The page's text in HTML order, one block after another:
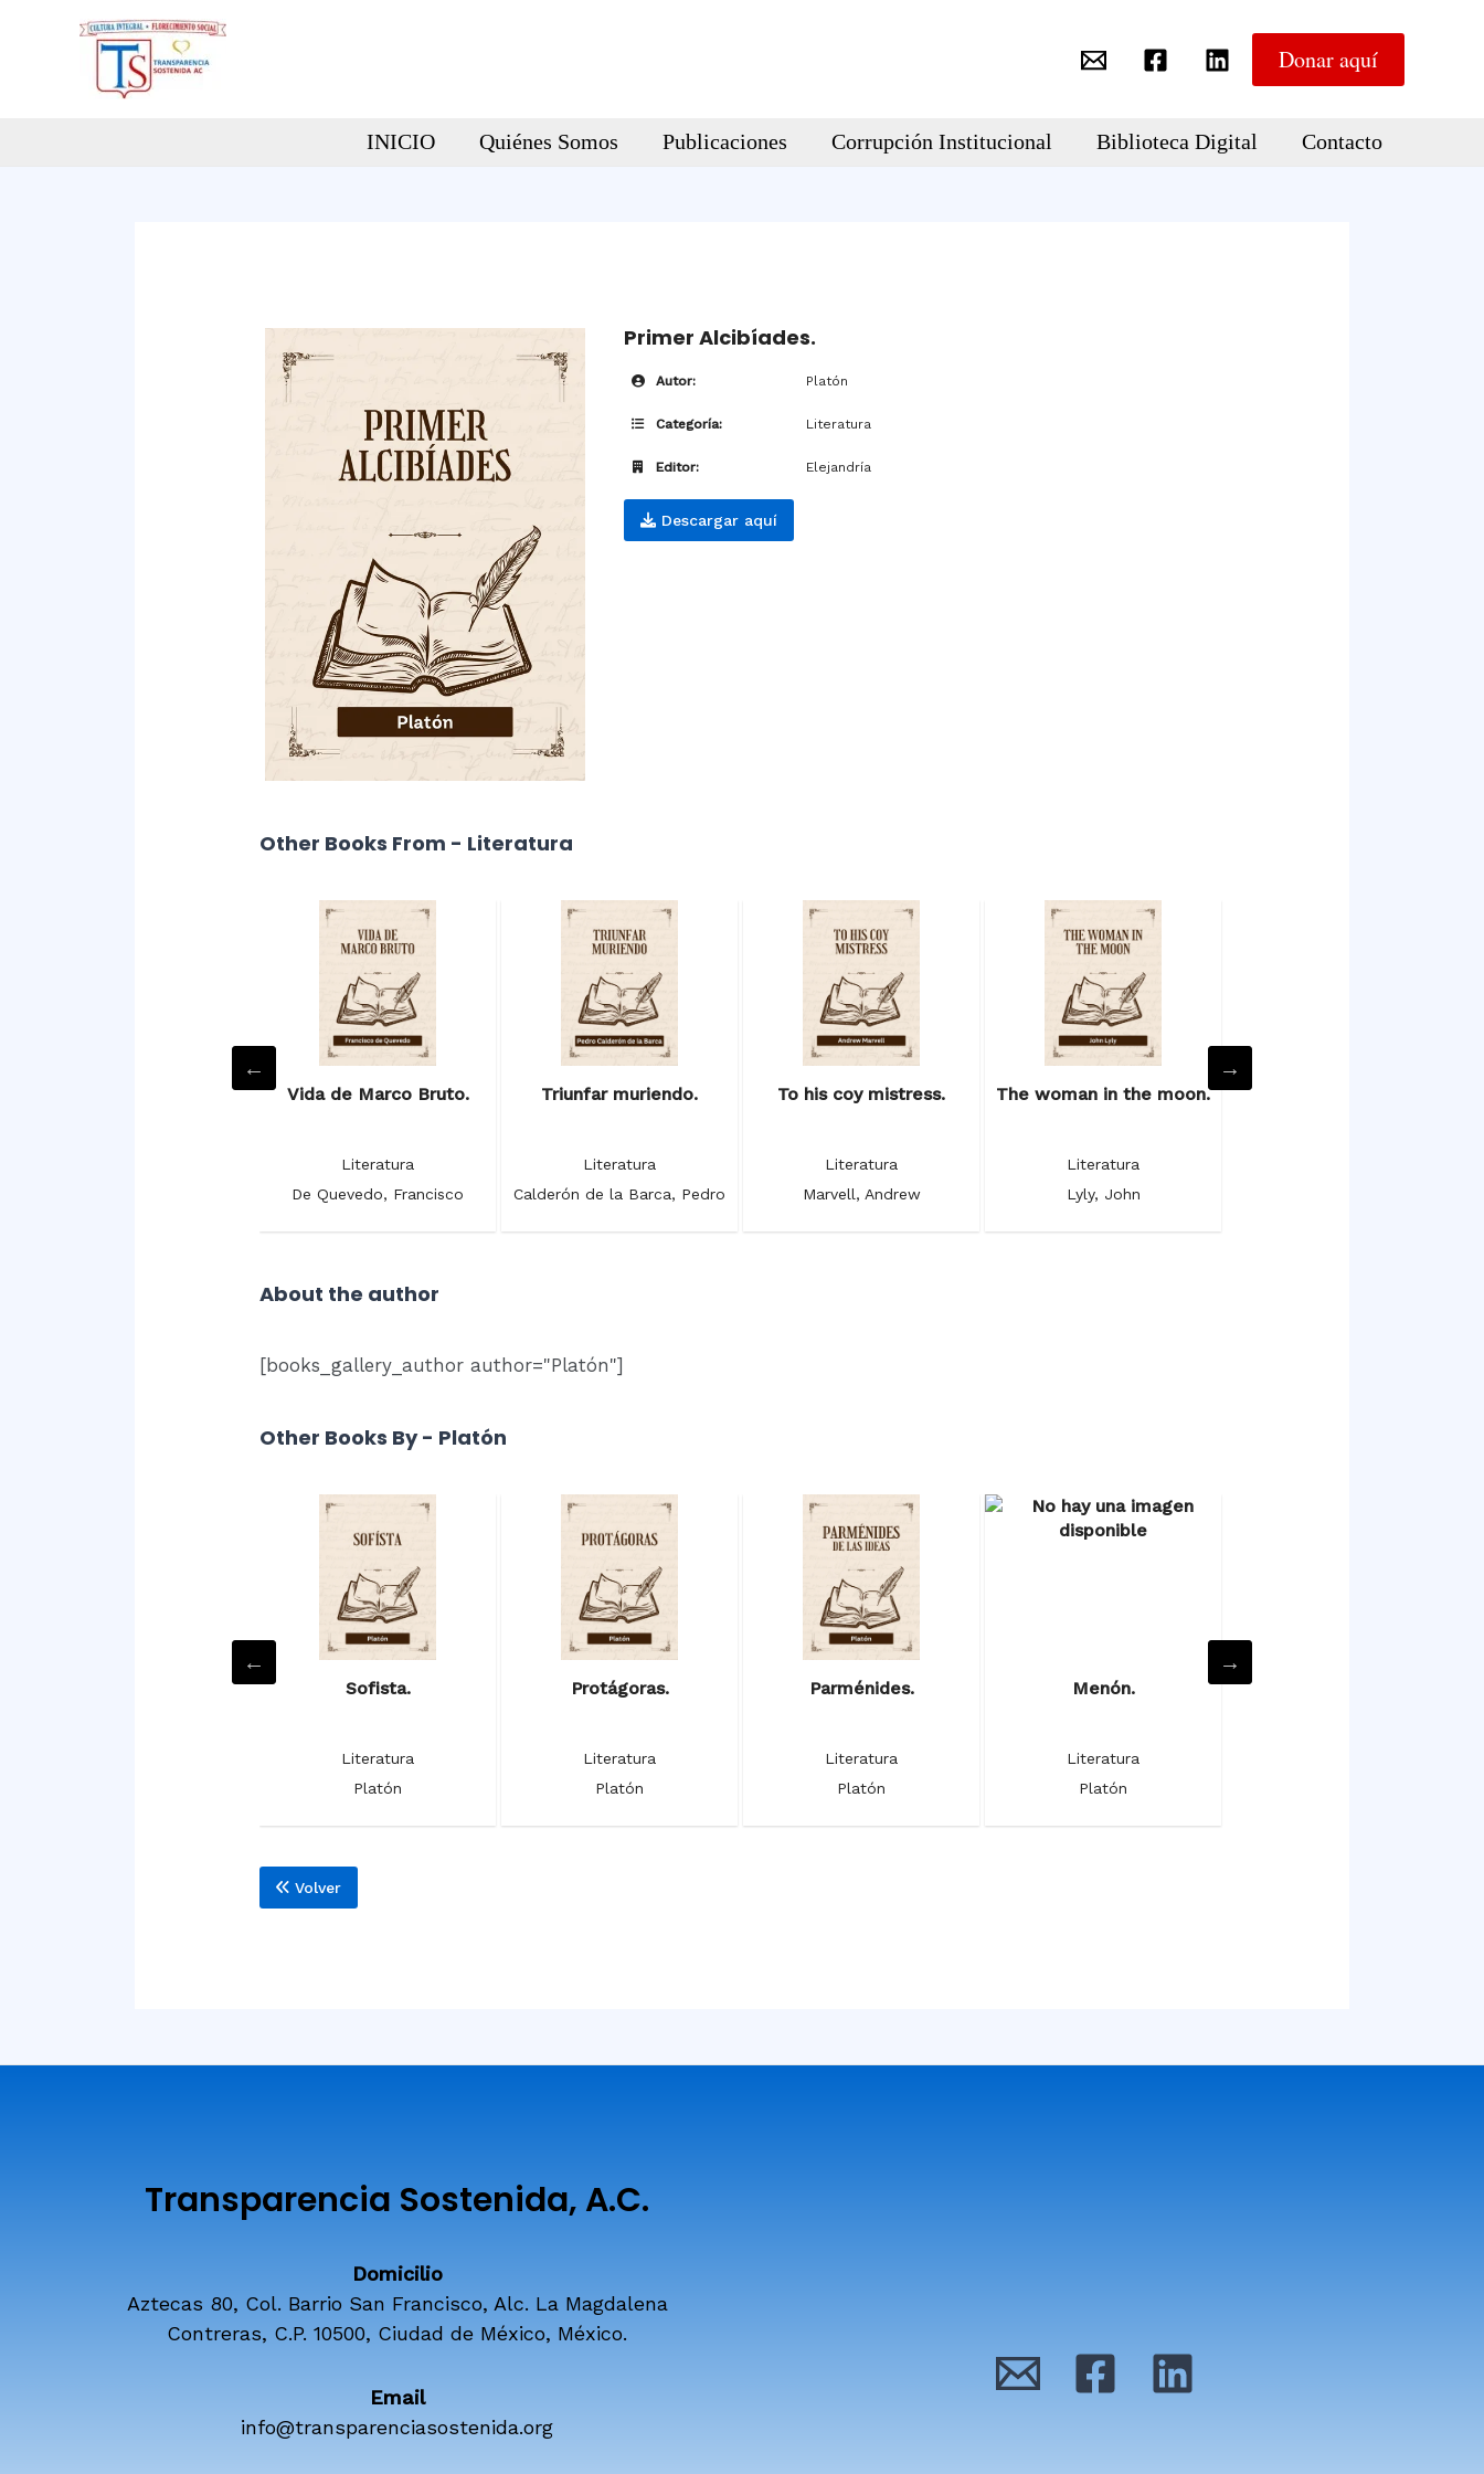
Donar aquí
INICIO Quiénes Somos Publicaciones Corrupción Institucional Biblioteca Digital Contacto
Primer Alcibíades.
Autor: Platón
Categoría: Literatura
Editor: Elejandría
Descargar aquí
Other Books From - Literatura
Vida de Marco Bruto.
Literatura
De Quevedo, Francisco
Triunfar muriendo.
Literatura
Calderón de la Barca, Pedro
To his coy mistress.
Literatura
Marvell, Andrew
The woman in the moon.
Literatura
Lyly, John
About the author
[books_gallery_author author="Platón"]
Other Books By - Platón
Sofista.
Literatura
Platón
Protágoras.
Literatura
Platón
Parménides.
Literatura
Platón
Menón.
Literatura
Platón
Volver
Transparencia Sostenida, A.C.
Domicilio
Aztecas 80, Col. Barrio San Francisco, Alc. La Magdalena
Contreras, C.P. 10500, Ciudad de México, México.
Email
info@transparenciasostenida.org